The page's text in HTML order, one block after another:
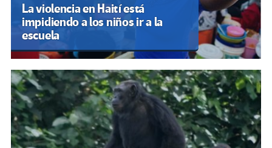
La violencia en Haití está
impidiendo a los niños ir a la
escuela